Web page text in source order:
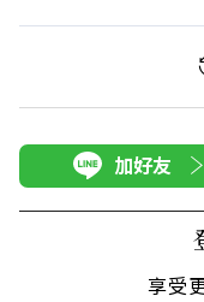
加好友
享受